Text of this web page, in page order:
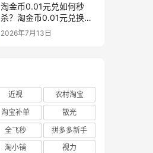
淘金币0.01元兑如何秒
杀？淘金币0.01元兑换在
哪如何兑换
2026年7月13日
近视
农村淘宝
淘宝补单
散光
全飞秒
拼多多新手
淘小铺
视力